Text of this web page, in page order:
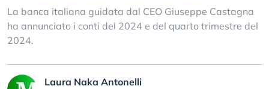
La banca italiana guidata dal CEO Giuseppe Castagna
ha annunciato i conti del 2024 e del quarto trimestre del
2024.
Laura Naka Antonelli